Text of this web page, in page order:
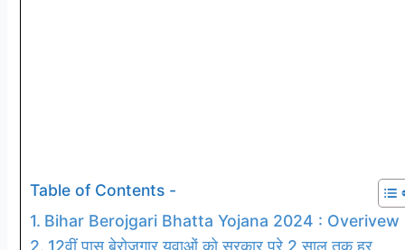
Table of Contents -
Bihar Berojgari Bhatta Yojana 2024 : Overivew
12वीं पास बेरोजगार युवाओं को सरकार पूरे 2 साल तक हर